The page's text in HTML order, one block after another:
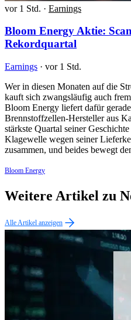
vor 1 Std. · Earnings
Bloom Energy Aktie:
Rekordquartal
Earnings · vor 1 Std.
Wer in diesen Monaten auf die
kauft sich zwangsläufig auch
Bloom Energy liefert dafür
Brennstoffzellen-Hersteller aus
stärkste Quartal seiner
Klagewelle wegen seiner
zusammen, und beides bewegt
Bloom Energy
Weitere Artikel zu
Alle Artikel anzeigen